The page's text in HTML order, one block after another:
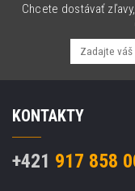
Chcete dostávať
KONTAKTY
+421 917 858